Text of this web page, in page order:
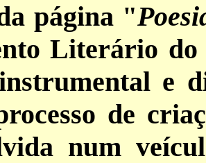
página "
Literário
e
de
num